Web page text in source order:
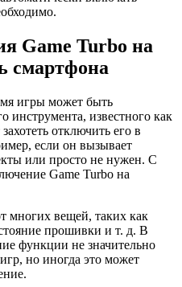
Game Turbo на
смартфона
игры может быть
инструмента, известного как
отключить его в
если он вызывает
или просто не нужен. С
Game Turbo на
многих вещей, таких как
прошивки и т. д. В
функции не значительно
но иногда это может